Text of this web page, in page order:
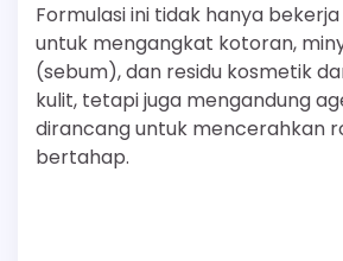
Formulasi ini tidak hanya
untuk mengangkat kotoran,
(sebum), dan residu kosmetik
kulit, tetapi juga mengandung
dirancang untuk mencerahkan
bertahap.